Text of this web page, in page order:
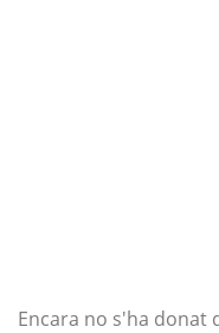
Encara no s'ha donat